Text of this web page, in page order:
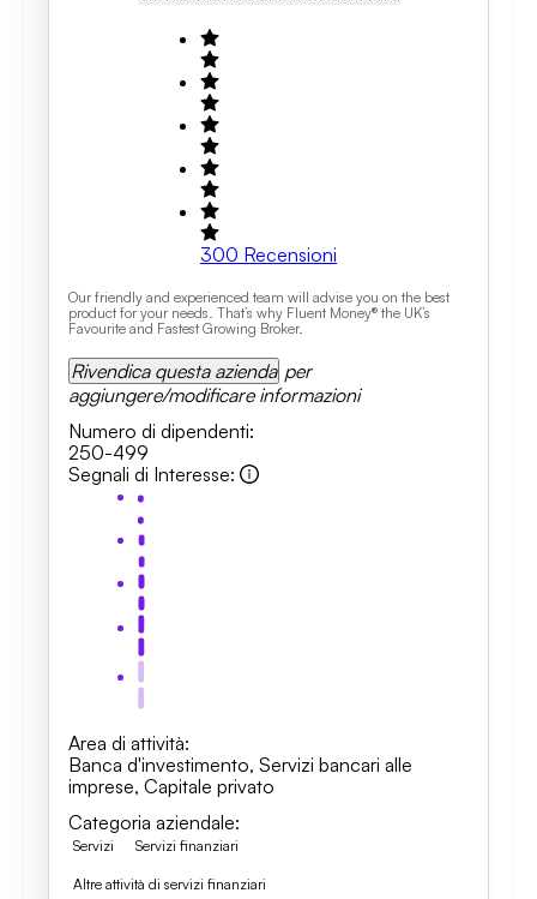
300 Recensioni
Our friendly and experienced team will advise you on the best
product for your needs. That’s why Fluent Money® the UK’s
Favourite and Fastest Growing Broker.
Rivendica questa azienda per
aggiungere/modificare informazioni
Numero di dipendenti:
250-499
Segnali di Interesse:
Area di attività:
Banca d'investimento, Servizi bancari alle
imprese, Capitale privato
Categoria aziendale:
Servizi Servizi finanziari
Altre attività di servizi finanziari